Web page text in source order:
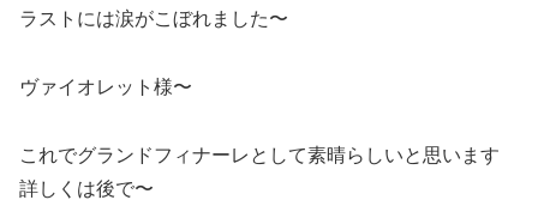
ラストには涙がこぼれました〜
ヴァイオレット様〜
これでグランドフィナーレとして素晴らしいと思います️
詳しくは後で〜